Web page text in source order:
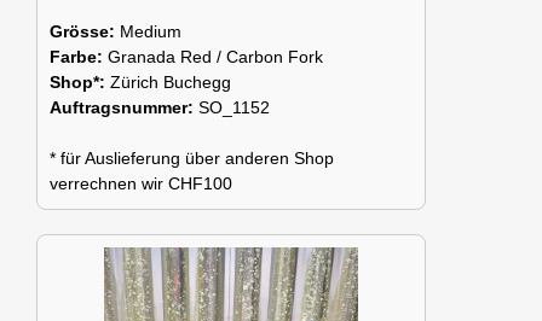
Grösse: Medium
Farbe: Granada Red / Carbon Fork
Shop*: Zürich Buchegg
Auftragsnummer: SO_1152
* für Auslieferung über anderen Shop
verrechnen wir CHF100